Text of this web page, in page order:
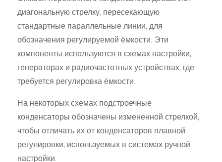
диагональную стрелку, пересекающую
стандартные параллельные линии, для
обозначения регулируемой ёмкости. Эти
компоненты используются в схемах настройки,
генераторах и радиочастотных устройствах, где
требуется регулировка ёмкости.
На некоторых схемах подстроечные
конденсаторы обозначены измененной стрелкой,
чтобы отличать их от конденсаторов плавной
регулировки, используемых в системах ручной
настройки.